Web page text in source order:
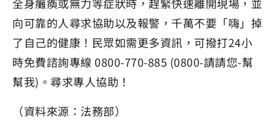
向可靠的人尋求協助以及報警，千萬不要「嗨」掉
了自己的健康！民眾如需更多資訊，可撥打24小
時免費諮詢專線 0800-770-885 (0800-請請您-幫
幫我)。尋求專人協助！
（資料來源：法務部）